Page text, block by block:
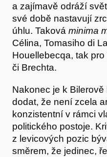
a zajímavě odráží
své době nastavují
úhlu. Taková minima
Célina, Tomasiho di
Houellebecqa, tak
či Brechta.
Nakonec je k
dodat, že není zcela
konzistentní v rámci
politického postoje.
z levicových pozic
směrem, že jedinec,